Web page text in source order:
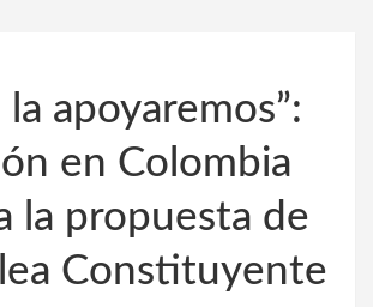
la apoyaremos”:
en Colombia
la propuesta de
Constituyente